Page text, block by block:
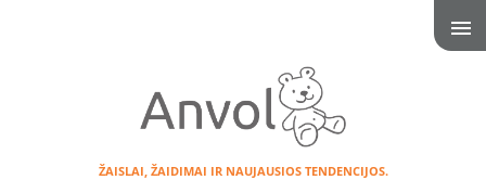
ŽAISLAI, ŽAIDIMAI IR NAUJAUSIOS TENDENCIJOS.